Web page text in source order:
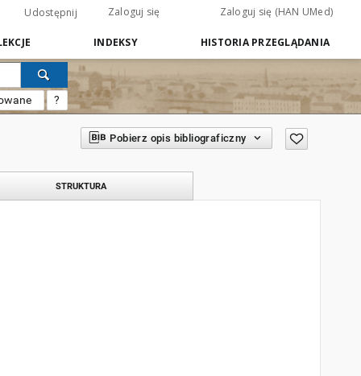
Udostępnij Zaloguj się Zaloguj się (HAN UMed)
INDEKSY HISTORIA PRZEGLĄDANIA
?
Pobierz opis bibliograficzny
STRUKTURA